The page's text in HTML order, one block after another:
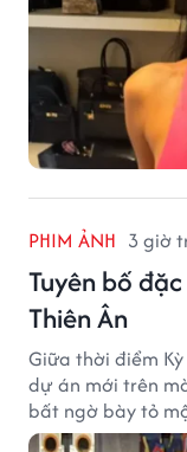
PHIM ẢNH 3 giờ
Tuyên bố
Thiên Ân
Giữa thời điểm
dự án mới trên
bất ngờ bày tỏ
hâm mộ chú ý.